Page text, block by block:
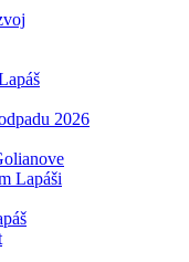
2026
Lapáši